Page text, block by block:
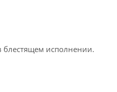
блестящем исполнении.